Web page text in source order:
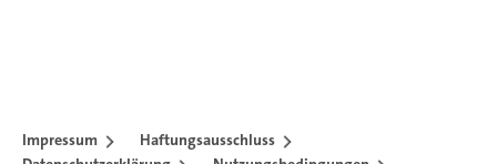
Impressum
Haftungsausschluss